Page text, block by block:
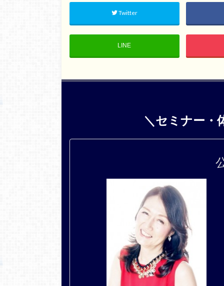
Twitter
LINE
＼セミナー・